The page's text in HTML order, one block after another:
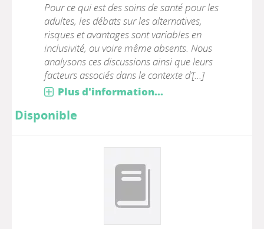
Pour ce qui est des soins de santé pour les
adultes, les débats sur les alternatives,
risques et avantages sont variables en
inclusivité, ou voire même absents. Nous
analysons ces discussions ainsi que leurs
facteurs associés dans le contexte d'[...]
Plus d'information...
Disponible